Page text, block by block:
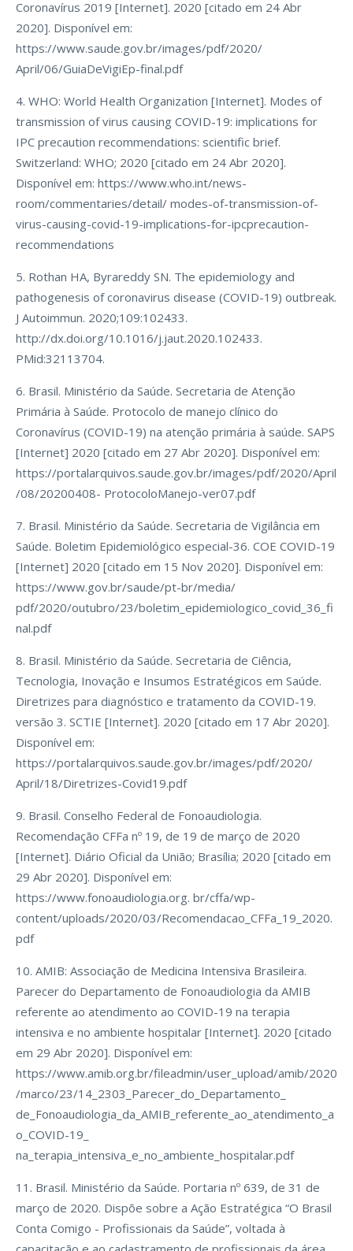
Coronavírus 2019 [Internet]. 2020 [citado em 24 Abr
2020]. Disponível em:
https://www.saude.gov.br/images/pdf/2020/
April/06/GuiaDeVigiEp-final.pdf
4. WHO: World Health Organization [Internet]. Modes of
transmission of virus causing COVID-19: implications for
IPC precaution recommendations: scientific brief.
Switzerland: WHO; 2020 [citado em 24 Abr 2020].
Disponível em: https://www.who.int/news-
room/commentaries/detail/ modes-of-transmission-of-
virus-causing-covid-19-implications-for-ipcprecaution-
recommendations
5. Rothan HA, Byrareddy SN. The epidemiology and
pathogenesis of coronavirus disease (COVID-19) outbreak.
J Autoimmun. 2020;109:102433.
http://dx.doi.org/10.1016/j.jaut.2020.102433.
PMid:32113704.
6. Brasil. Ministério da Saúde. Secretaria de Atenção
Primária à Saúde. Protocolo de manejo clínico do
Coronavírus (COVID-19) na atenção primária à saúde. SAPS
[Internet] 2020 [citado em 27 Abr 2020]. Disponível em:
https://portalarquivos.saude.gov.br/images/pdf/2020/April
/08/20200408- ProtocoloManejo-ver07.pdf
7. Brasil. Ministério da Saúde. Secretaria de Vigilância em
Saúde. Boletim Epidemiológico especial-36. COE COVID-19
[Internet] 2020 [citado em 15 Nov 2020]. Disponível em:
https://www.gov.br/saude/pt-br/media/
pdf/2020/outubro/23/boletim_epidemiologico_covid_36_fi
nal.pdf
8. Brasil. Ministério da Saúde. Secretaria de Ciência,
Tecnologia, Inovação e Insumos Estratégicos em Saúde.
Diretrizes para diagnóstico e tratamento da COVID-19.
versão 3. SCTIE [Internet]. 2020 [citado em 17 Abr 2020].
Disponível em:
https://portalarquivos.saude.gov.br/images/pdf/2020/
April/18/Diretrizes-Covid19.pdf
9. Brasil. Conselho Federal de Fonoaudiologia.
Recomendação CFFa nº 19, de 19 de março de 2020
[Internet]. Diário Oficial da União; Brasília; 2020 [citado em
29 Abr 2020]. Disponível em:
https://www.fonoaudiologia.org. br/cffa/wp-
content/uploads/2020/03/Recomendacao_CFFa_19_2020.
pdf
10. AMIB: Associação de Medicina Intensiva Brasileira.
Parecer do Departamento de Fonoaudiologia da AMIB
referente ao atendimento ao COVID-19 na terapia
intensiva e no ambiente hospitalar [Internet]. 2020 [citado
em 29 Abr 2020]. Disponível em:
https://www.amib.org.br/fileadmin/user_upload/amib/2020
/marco/23/14_2303_Parecer_do_Departamento_
de_Fonoaudiologia_da_AMIB_referente_ao_atendimento_a
o_COVID-19_
na_terapia_intensiva_e_no_ambiente_hospitalar.pdf
11. Brasil. Ministério da Saúde. Portaria nº 639, de 31 de
março de 2020. Dispõe sobre a Ação Estratégica “O Brasil
Conta Comigo - Profissionais da Saúde”, voltada à